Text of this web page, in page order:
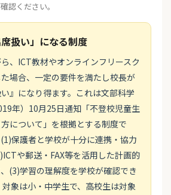
認ください。
扱い」になる制度
、ICT教材やオンラインフリースク
場合、一定の要件を満たし校長が
』になり得ます。これは文部科学
年）10月25日通知「不登校児童生
について」を根拠とする制度で
保護者と学校が十分に連携・協力
や郵送・FAX等を活用した計画的
(3)学習の理解度を学校が確認でき
象は小・中学生で、高校生は対象